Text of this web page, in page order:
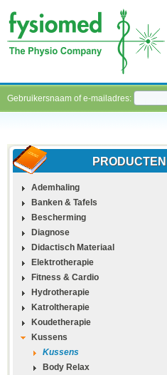
Gebruikersnaam of e-mailadres:
PRODUCTEN
Ademhaling
Banken & Tafels
Bescherming
Diagnose
Didactisch Materiaal
Elektrotherapie
Fitness & Cardio
Hydrotherapie
Katroltherapie
Koudetherapie
Kussens
Kussens
Body Relax